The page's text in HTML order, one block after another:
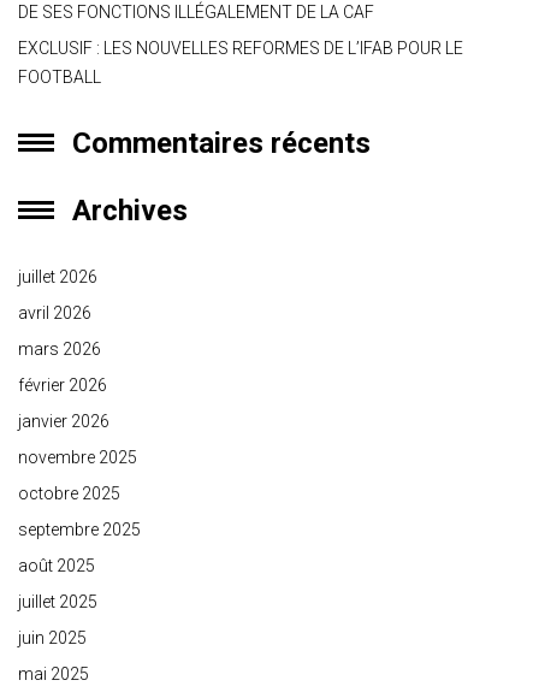
DE SES FONCTIONS ILLÉGALEMENT DE LA CAF
EXCLUSIF : LES NOUVELLES REFORMES DE L’IFAB POUR LE
FOOTBALL
Commentaires récents
Archives
juillet 2026
avril 2026
mars 2026
février 2026
janvier 2026
novembre 2025
octobre 2025
septembre 2025
août 2025
juillet 2025
juin 2025
mai 2025